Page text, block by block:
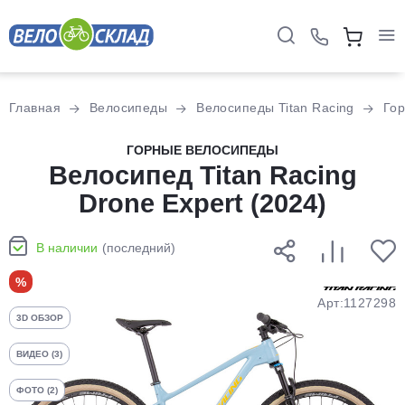
Главная Велосипеды Велосипеды Titan Racing
ГОРНЫЕ ВЕЛОСИПЕДЫ
Велосипед Titan Racing
Drone Expert (2024)
В наличии (последний)
%
3D ОБЗОР
ВИДЕО (3)
ФОТО (2)
Арт:1127298
Разбейте
оплатуна части
без переплат
График платежей
25%